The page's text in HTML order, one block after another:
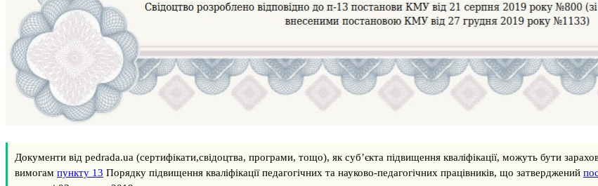
Документи від pedrada.ua (сертифікати,свідоцтва, програми, тощо), як суб’єкта підвищення кваліфікації, можуть бути
вимогам пункту 13 Порядку підвищення кваліфікації педагогічних та науково-педагогічних працівників, що затверджений